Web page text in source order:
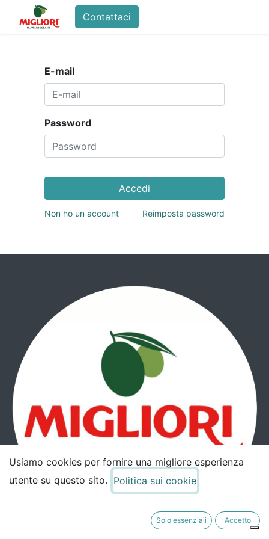
Contattaci
E-mail
Password
Accedi
Non ho un account Reimposta password
Usiamo cookies per fornire una migliore esperienza
utente su questo sito. Politica sui cookie
Solo essenziali Accetto